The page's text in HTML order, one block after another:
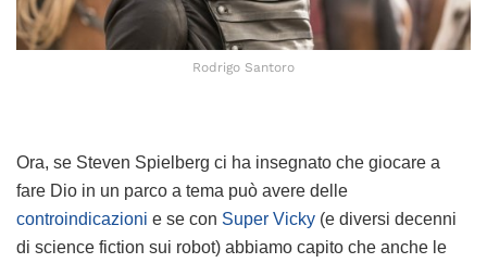
Rodrigo Santoro
Ora, se Steven Spielberg ci ha insegnato che giocare a
fare Dio in un parco a tema può avere delle
controindicazioni e se con Super Vicky (e diversi decenni
di science fiction sui robot) abbiamo capito che anche le